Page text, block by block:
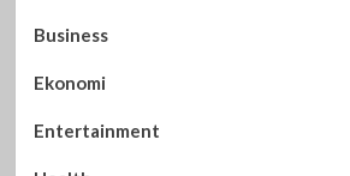
Business
Ekonomi
Entertainment